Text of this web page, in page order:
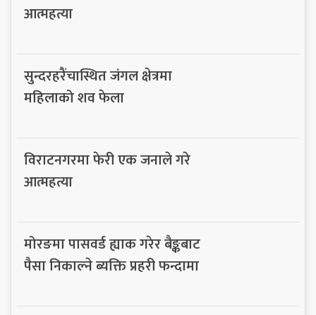
आत्महत्या
सुन्दरहरैंचास्थित जंगल क्षेत्रमा
महिलाको शव फेला
विराटनगरमा फेरी एक जनाले गरे
आत्महत्या
मोरङमा पासवर्ड ह्याक गरेर बैङ्कबाट
पैसा निकाल्ने ब्यक्ति प्रहरी फन्दामा